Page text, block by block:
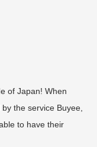
of Japan! When
the service Buyee,
to have their